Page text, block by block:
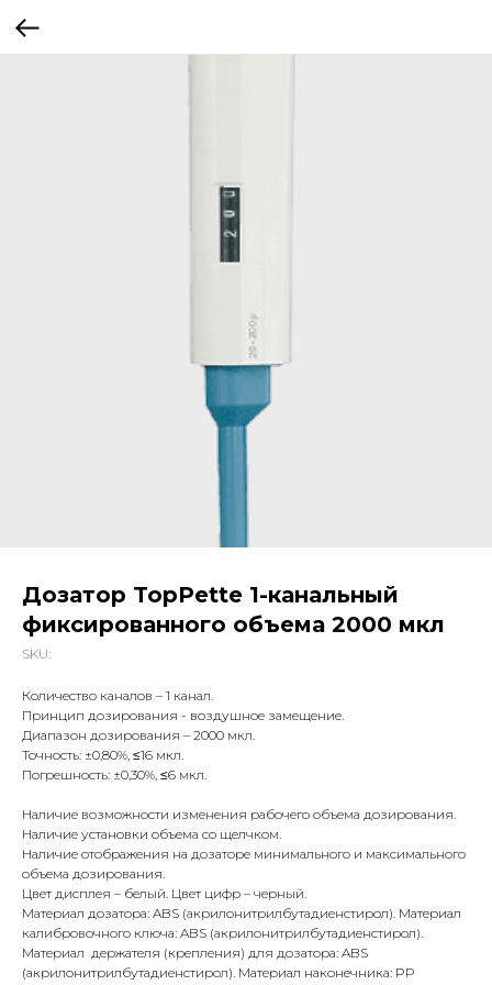
Дозатор TopPette 1-канальный
фиксированного объема 2000 мкл
SKU:
Количество каналов – 1 канал.
Принцип дозирования - воздушное замещение.
Диапазон дозирования – 2000 мкл.
Точность: ±0,80%, ≤16 мкл.
Погрешность: ±0,30%, ≤6 мкл.
Наличие возможности изменения рабочего объема дозирования.
Наличие установки объема со щелчком.
Наличие отображения на дозаторе минимального и максимального
объема дозирования.
Цвет дисплея – белый. Цвет цифр – черный.
Материал дозатора: ABS (акрилонитрилбутадиенстирол). Материал
калибровочного ключа: ABS (акрилонитрилбутадиенстирол).
Материал держателя (крепления) для дозатора: ABS
(акрилонитрилбутадиенстирол). Материал наконечника: PP